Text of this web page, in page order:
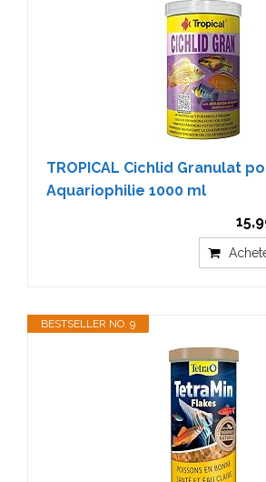
TROPICAL Cichlid Granulat
Aquariophilie 1000 ml
BESTSELLER NO. 9